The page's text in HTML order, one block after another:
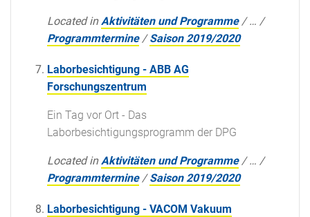
Located in Aktivitäten und Programme /… /
Programmtermine /Saison 2019/2020
Laborbesichtigung - ABB AG
Forschungszentrum
Ein Tag vor Ort - Das
Laborbesichtigungsprogramm der DPG
Located in Aktivitäten und Programme /… /
Programmtermine /Saison 2019/2020
Laborbesichtigung - VACOM Vakuum